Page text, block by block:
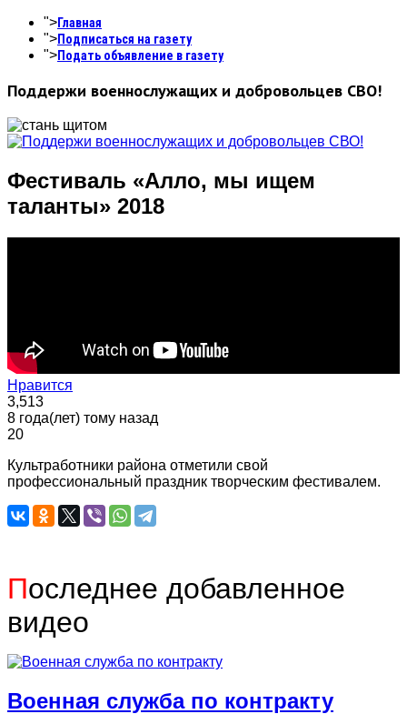
">Главная
">Подписаться на газету
">Подать объявление в газету
Поддержи военнослужащих и добровольцев СВО!
Фестиваль «Алло, мы ищем
таланты» 2018
Нравится
3,513
8 года(лет) тому назад
20
Культработники района отметили свой
профессиональный праздник творческим фестивалем.
Последнее добавленное
видео
Военная служба по контракту